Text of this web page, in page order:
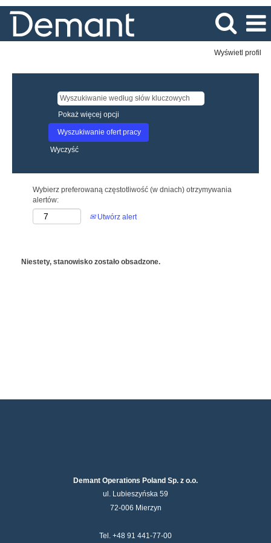
Wyświetl profil
Pokaż więcej opcji
Wyczyść
Wybierz preferowaną częstotliwość (w dniach) otrzymywania
alertów:
Utwórz alert
Niestety, stanowisko zostało obsadzone.
Demant Operations Poland Sp. z o.o.
ul. Lubieszyńska 59
72-006 Mierzyn
Tel. +48 91 441-77-00